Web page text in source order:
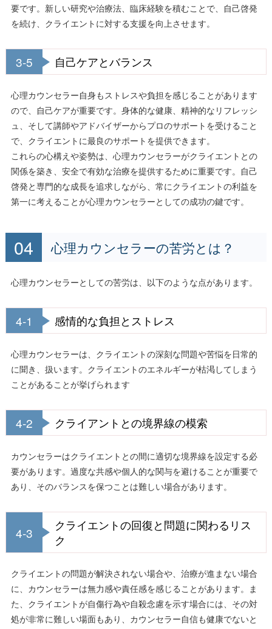
要です。新しい研究や治療法、臨床経験を積むことで、自己啓発
を続け、クライエントに対する支援を向上させます。
3-5 自己ケアとバランス
心理カウンセラー自身もストレスや負担を感じることがあります
ので、自己ケアが重要です。身体的な健康、精神的なリフレッシ
ュ、そして講師やアドバイザーからプロのサポートを受けること
で、クライエントに最良のサポートを提供できます。
これらの心構えや姿勢は、心理カウンセラーがクライエントとの
関係を築き、安全で有効な治療を提供するために重要です。自己
啓発と専門的な成長を追求しながら、常にクライエントの利益を
第一に考えることが心理カウンセラーとしての成功の鍵です。
心理カウンセラーの苦労とは？
心理カウンセラーとしての苦労は、以下のような点があります。
4-1 感情的な負担とストレス
心理カウンセラーは、クライエントの深刻な問題や苦悩を日常的
に聞き、扱います。クライエントのエネルギーが枯渇してしまう
ことがあることが挙げられます
4-2 クライアントとの境界線の模索
カウンセラーはクライエントとの間に適切な境界線を設定する必
要があります。過度な共感や個人的な関与を避けることが重要で
あり、そのバランスを保つことは難しい場合があります。
4-3
クライエントの回復と問題に関わるリス
ク
クライエントの問題が解決されない場合や、治療が進まない場合
に、カウンセラーは無力感や責任感を感じることがあります。ま
た、クライエントが自傷行為や自殺念慮を示す場合には、その対
処が非常に難しい場面もあり、カウンセラー自信も健康でないと